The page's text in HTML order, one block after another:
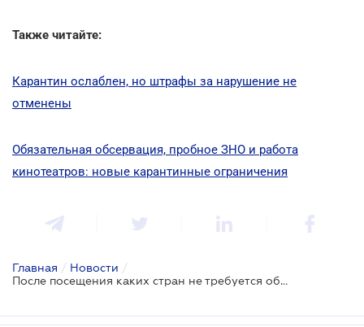
Также читайте:
Карантин ослаблен, но штрафы за нарушение не
отменены
Обязательная обсервация, пробное ЗНО и работа
кинотеатров: новые карантинные ограничения
Главная / Новости /
После посещения каких стран не требуется обсервация: список Минздрава